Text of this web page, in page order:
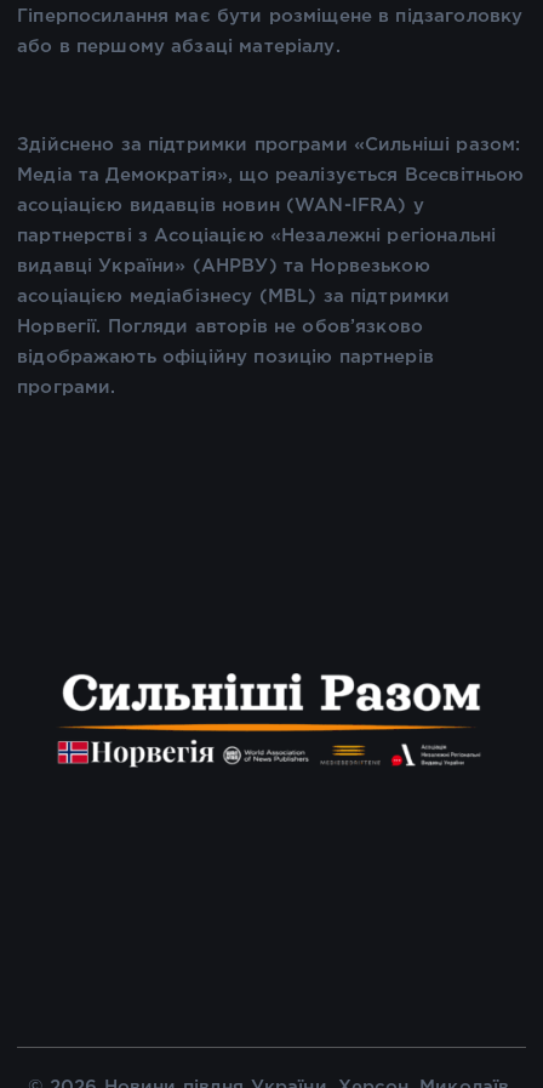
Гіперпосилання має бути розміщене в підзаголовку
або в першому абзаці матеріалу.
Здійснено за підтримки програми «Сильніші разом:
Медіа та Демократія», що реалізується Всесвітньою
асоціацією видавців новин (WAN-IFRA) у
партнерстві з Асоціацією «Незалежні регіональні
видавці України» (АНРВУ) та Норвезькою
асоціацією медіабізнесу (MBL) за підтримки
Норвегії. Погляди авторів не обов’язково
відображають офіційну позицію партнерів
програми.